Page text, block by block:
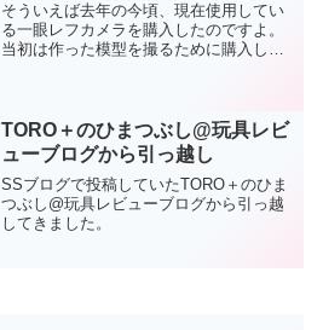
そういえば去年の今頃、現在使用してい
る一眼レフカメラを購入したのですよ。
当初は作った模型を撮るために購入した
り続けましたが）そんなこ...
TORO＋のひまつぶし@玩具レビ
ューブログから引っ越し
SSブログで投稿していたTORO＋のひま
つぶし@玩具レビューブログから引っ越
してきました。